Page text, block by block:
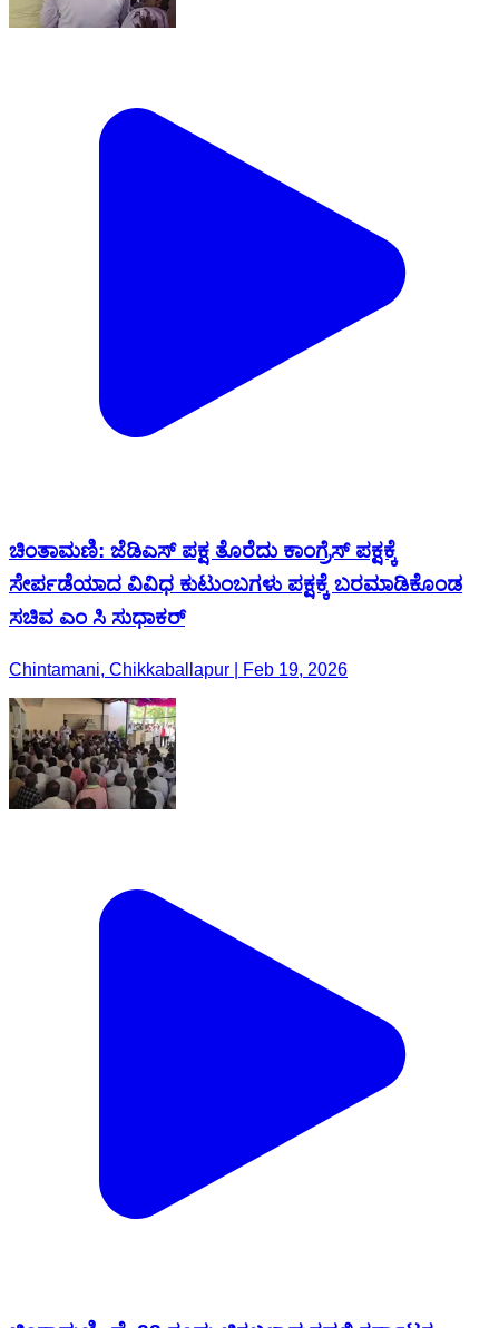
ಚಿಂತಾಮಣಿ: ಜೆಡಿಎಸ್ ಪಕ್ಷ ತೊರೆದು ಕಾಂಗ್ರೆಸ್ ಪಕ್ಷಕ್ಕೆ
ಸೇರ್ಪಡೆಯಾದ ವಿವಿಧ ಕುಟುಂಬಗಳು ಪಕ್ಷಕ್ಕೆ ಬರಮಾಡಿಕೊಂಡ
ಸಚಿವ ಎಂ ಸಿ ಸುಧಾಕರ್
Chintamani, Chikkaballapur | Feb 19, 2026